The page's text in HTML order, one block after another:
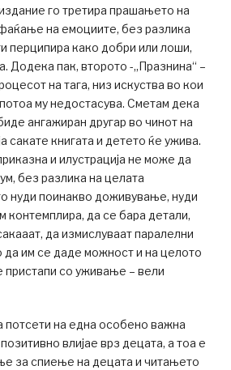
го третира прашањето на
на емоциите, без разлика
перципира како добри или лоши,
Додека пак, второто -„Празнина“ –
на тага, низ искуства во кои
му недостасува. Сметам дека
ангажиран другар во чинот на
сакате книгата и детето ќе ужива.
и илустрација не може да
без разлика на целата
нуди поинакво доживување, нуди
контемплира, да се бара детали,
да измислуваат паралелни
да им се даде можност и на целото
пристапи со уживање – вели
на една особено важна
влијае врз децата, а тоа е
за спиење на децата и читањето